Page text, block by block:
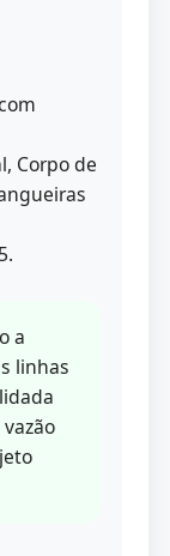
Corpo de
a
linhas